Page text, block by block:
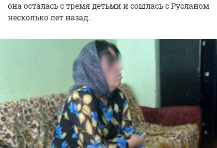
она осталась с тремя детьми и сошлась с Русланом
несколько лет назад.